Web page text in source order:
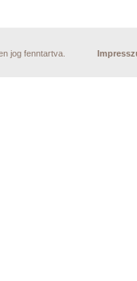
jog fenntartva.